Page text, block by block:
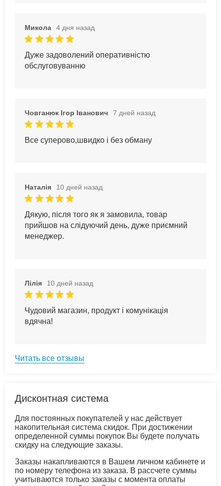
Микола 4 дня назад
Дуже задоволений оперативністю
обслуговуванню
Човганюк Ігор Іванович 7 дней назад
Все суперово,швидко і без обману
Наталія 10 дней назад
Дякую, після того як я замовила, товар
прийшов на слідуючий день, дуже приємний
менеджер.
Лілія 10 дней назад
Чудовий магазин, продукт і комунікація
вдячна!
Читать все отзывы
Дисконтная система
Для постоянных покупателей у нас действует
накопительная система скидок. При достижении
определенной суммы покупок Вы будете получать
скидку на следующие заказы.
Заказы накапливаются в Вашем личном кабинете и
по номеру телефона из заказа. В рассчете суммы
учитываются только заказы с момента оплаты